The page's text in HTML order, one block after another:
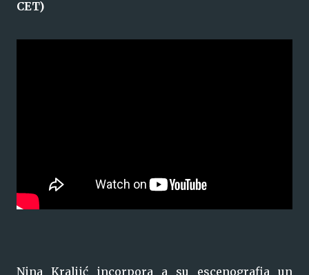
CET)
Nina Kraljić incorpora a su escenografia un